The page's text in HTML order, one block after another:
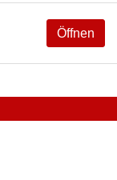
Öffnen